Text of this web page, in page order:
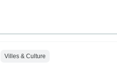
Villes & Culture